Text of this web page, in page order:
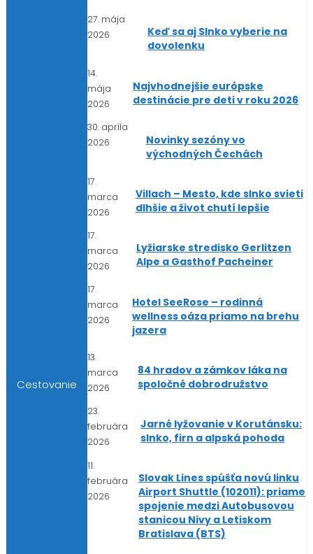
Cestovanie
27. mája
2026
Keď sa aj Slnko vyberie na
dovolenku
14.
mája
2026
Najvhodnejšie európske
destinácie pre deti v roku 2026
30. apríla
2026
Novinky sezóny vo
východných Čechách
17.
marca
2026
Villach – Mesto, kde slnko svieti
dlhšie a život chutí lepšie
17.
marca
2026
Lyžiarske stredisko Gerlitzen
Alpe a Gasthof Pacheiner
17.
marca
2026
Hotel SeeRose – rodinná
wellness oáza priamo na brehu
jazera
13.
marca
2026
84 hradov a zámkov láka na
spoločné dobrodružstvo
23.
februára
2026
Jarné lyžovanie v Korutánsku:
slnko, firn a alpská pohoda
11.
februára
2026
Slovak Lines spúšťa novú linku
Airport Shuttle (102011): priame
spojenie medzi Autobusovou
stanicou Nivy a Letiskom
Bratislava (BTS)